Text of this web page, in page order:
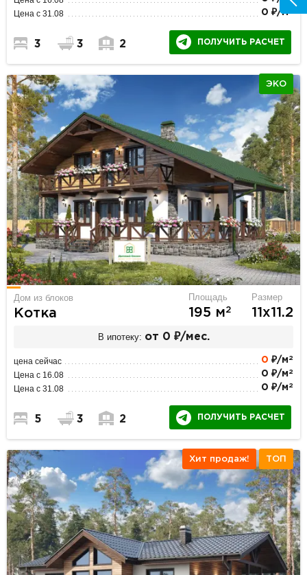
Цена с 31.08 0 ₽/м
3 3 2 ПОЛУЧИТЬ РАСЧЕТ
ЭКО
Дом из блоков
Котка
Площадь
195 м2
Размер
11х11.2
В ипотеку: от 0 ₽/мес.
цена сейчас 0 ₽/м 2
Цена с 16.08 0 ₽/м 2
Цена с 31.08 0 ₽/м 2
5 3 2 ПОЛУЧИТЬ РАСЧЕТ
Хит продаж! ТОП